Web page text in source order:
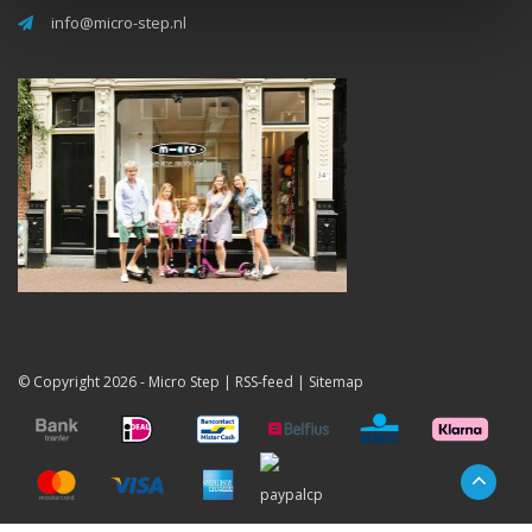
info@micro-step.nl
© Copyright 2026 - Micro Step | RSS-feed | Sitemap